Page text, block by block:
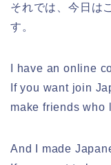
それでは、今日は
す。
I have an online
If you want join
make friends who
And I made